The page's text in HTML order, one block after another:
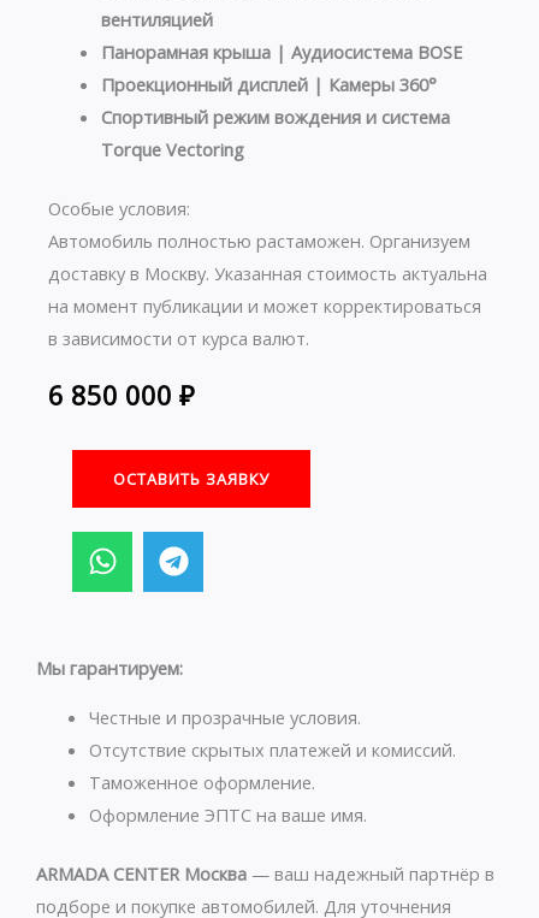
вентиляцией
Панорамная крыша | Аудиосистема BOSE
Проекционный дисплей | Камеры 360°
Спортивный режим вождения и система
Torque Vectoring
Особые условия:
Автомобиль полностью растаможен. Организуем
доставку в Москву. Указанная стоимость актуальна
на момент публикации и может корректироваться
в зависимости от курса валют.
6 850 000 ₽
ОСТАВИТЬ ЗАЯВКУ
W
h
a
s
p
p
T
e
l
g
a
m
Мы гарантируем:
Честные и прозрачные условия.
Отсутствие скрытых платежей и комиссий.
Таможенное оформление.
Оформление ЭПТС на ваше имя.
ARMADA CENTER Москва — ваш надежный партнёр в
подборе и покупке автомобилей. Для уточнения